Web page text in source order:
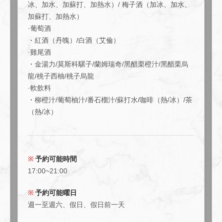
冰、加水、加蘇打、加熱水）/ 梅子酒（加冰、加水、
加蘇打、加熱水）
·葡萄酒
・紅酒（丹魄）/白酒（艾倫）
·雞尾酒
・金湯力/莫斯科騾子/蘭姆瑞奇/黑醋栗橙汁/黑醋栗烏
龍/桃子西柚/桃子烏龍
·軟飲料
・柳橙汁/葡萄柚汁/番石榴汁/蘇打水/咖啡（熱/冰）/茶
（熱/冰）
予約可能時間
17:00~21:00
予約可能曜日
週一至週六、假日、假日前一天
豪華豐盛宴席套餐，包含8道菜，例如烤牛腩排和烤雞腿，以
及2.5小時無限暢飲 | 大人数宴会×貸切 muromachiCafe
HACHI (ムロマチカフェハチ)
東京都中央区日本橋室町４-４-１０東短室町ビルB１F
https://hachi8.owst.jp/courses/214694986